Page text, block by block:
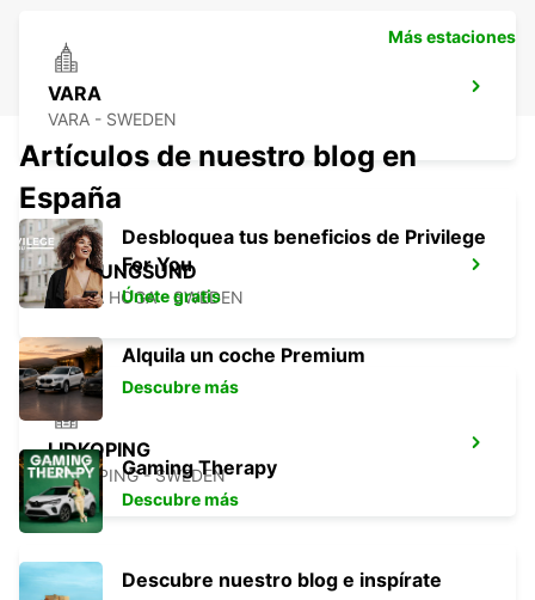
VARA
VARA - SWEDEN
STENUNGSUND
STORA HOGA - SWEDEN
LIDKOPING
LIDKOPING - SWEDEN
Más estaciones
Artículos de nuestro blog en
España
Desbloquea tus beneficios de Privilege
For You
Únete gratis
Alquila un coche Premium
Descubre más
Gaming Therapy
Descubre más
Descubre nuestro blog e inspírate